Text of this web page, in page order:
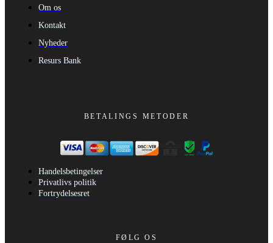
Om os
Kontakt
Nyheder
Resurs Bank
BETALINGS METODER
Handelsbetingelser
Privatlivs politik
Fortrydelsesret
FØLG OS